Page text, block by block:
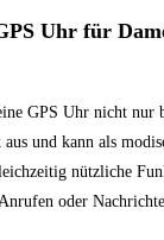
Uhr für
GPS Uhr nicht nur
und​ kann als
nützliche
oder